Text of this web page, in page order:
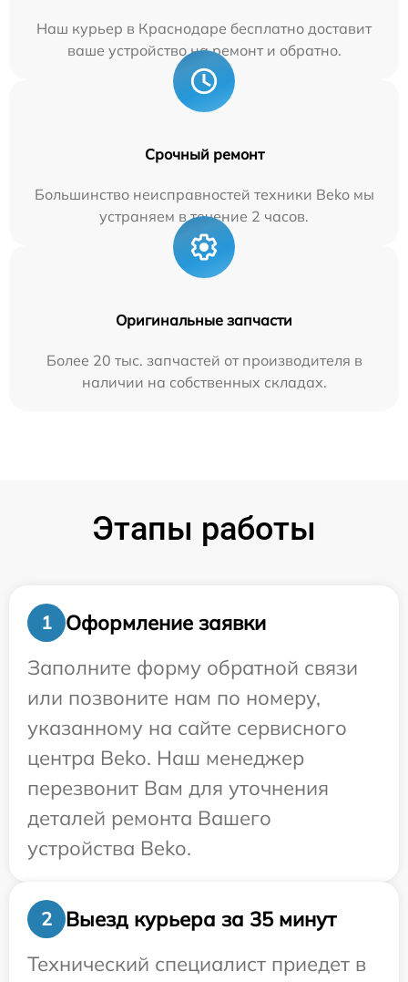
Наш курьер в Краснодаре бесплатно доставит
ваше устройство на ремонт и обратно.
Срочный ремонт
Большинство неисправностей техники Beko мы
устраняем в течение 2 часов.
Оригинальные запчасти
Более 20 тыс. запчастей от производителя в
наличии на собственных складах.
Этапы работы
1
Оформление заявки
Заполните форму обратной связи
или позвоните нам по номеру,
указанному на сайте сервисного
центра Beko. Наш менеджер
перезвонит Вам для уточнения
деталей ремонта Вашего
устройства Beko.
2
Выезд курьера за 35 минут
Технический специалист приедет в